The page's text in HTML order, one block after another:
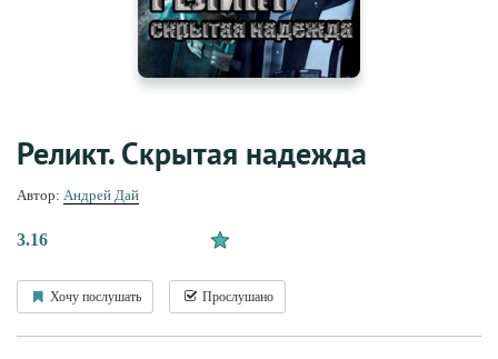
Реликт. Скрытая надежда
Автор: Андрей Дай
3.16
Хочу послушать Прослушано